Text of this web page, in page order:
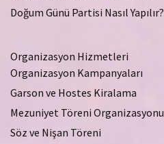
Doğum Günü Partisi Nasıl Yapılır?
Organizasyon Hizmetleri
Organizasyon Kampanyaları
Garson ve Hostes Kiralama
Mezuniyet Töreni Organizasyonu
Söz ve Nişan Töreni